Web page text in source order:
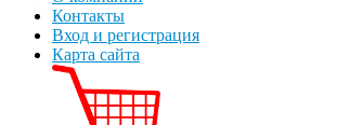
Контакты
Вход и регистрация
Карта сайта